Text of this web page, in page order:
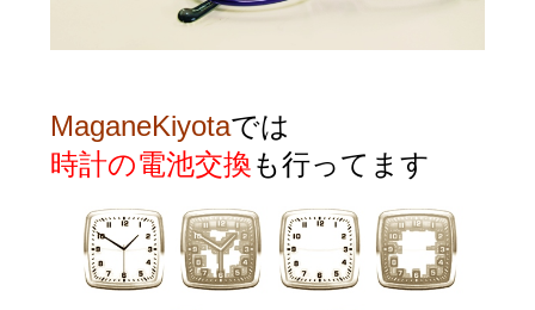
MaganeKiyotaでは
時計の電池交換も行ってます